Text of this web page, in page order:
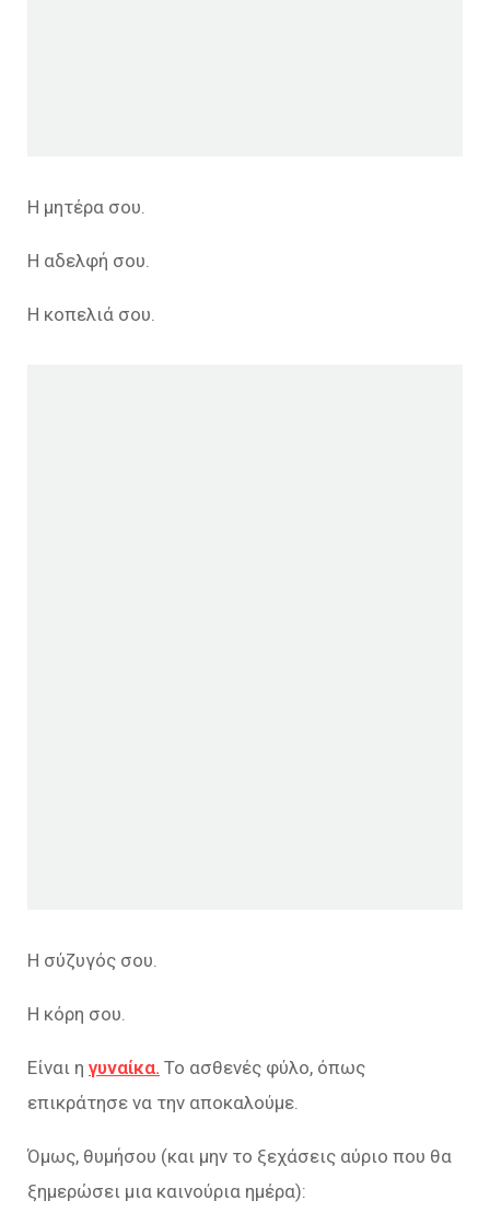
Η μητέρα σου.
Η αδελφή σου.
Η κοπελιά σου.
Η σύζυγός σου.
Η κόρη σου.
Είναι η γυναίκα. Το ασθενές φύλο, όπως
επικράτησε να την αποκαλούμε.
Όμως, θυμήσου (και μην το ξεχάσεις αύριο που θα
ξημερώσει μια καινούρια ημέρα):